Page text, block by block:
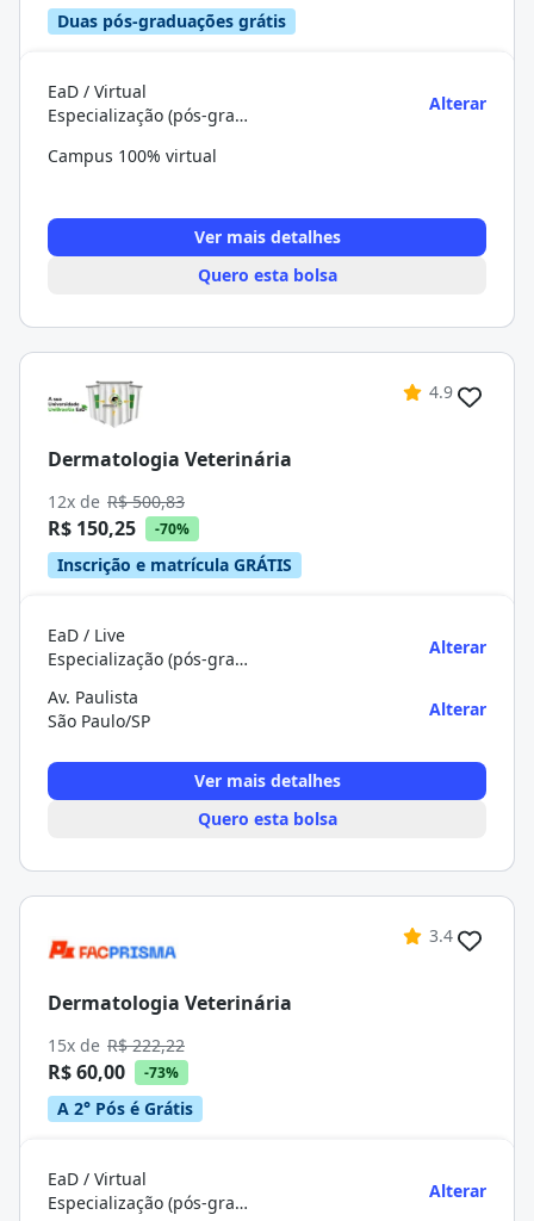
Duas pós-graduações grátis
EaD / Virtual
Especialização (pós-graduação)
Alterar
Campus 100% virtual
Ver mais detalhes
Quero esta bolsa
4.9
Dermatologia Veterinária
12x de R$ 500,83
R$ 150,25 -70%
Inscrição e matrícula GRÁTIS
EaD / Live
Especialização (pós-graduação)
Alterar
Av. Paulista
São Paulo/SP
Alterar
Ver mais detalhes
Quero esta bolsa
3.4
Dermatologia Veterinária
15x de R$ 222,22
R$ 60,00 -73%
A 2° Pós é Grátis
EaD / Virtual
Especialização (pós-graduação)
Alterar